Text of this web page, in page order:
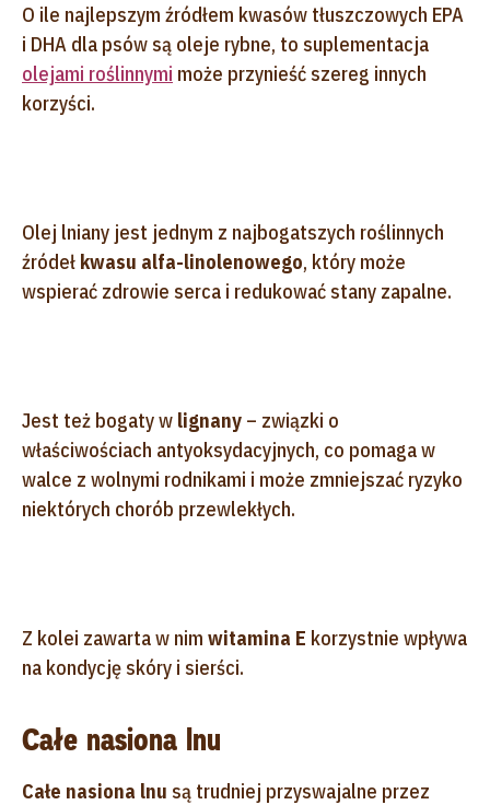
O ile najlepszym źródłem kwasów tłuszczowych EPA
i DHA dla psów są oleje rybne, to suplementacja
olejami roślinnymi może przynieść szereg innych
korzyści.
Olej lniany jest jednym z najbogatszych roślinnych
źródeł kwasu alfa-linolenowego, który może
wspierać zdrowie serca i redukować stany zapalne.
Jest też bogaty w lignany – związki o
właściwościach antyoksydacyjnych, co pomaga w
walce z wolnymi rodnikami i może zmniejszać ryzyko
niektórych chorób przewlekłych.
Z kolei zawarta w nim witamina E korzystnie wpływa
na kondycję skóry i sierści.
Całe nasiona lnu
Całe nasiona lnu są trudniej przyswajalne przez